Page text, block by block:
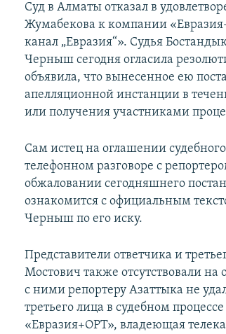
Суд в Алматы отказал в
Жумабекова к компании
канал „Евразия“». Судья
Черныш сегодня огласила
объявила, что вынесенное ею
апелляционной инстанции в
или получения участниками
Сам истец на оглашении
телефонном разговоре с
обжаловании сегодняшнего
ознакомится с официальным
Черныш по его иску.
Представители ответчика и
Мостович также отсутствовали на
с ними репортеру Азаттыка не
третьего лица в судебном
«Евразия+ОРТ», владеющая